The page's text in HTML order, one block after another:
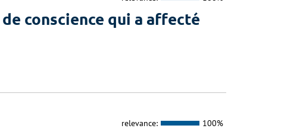
conscience qui a affecté
relevance: 100%